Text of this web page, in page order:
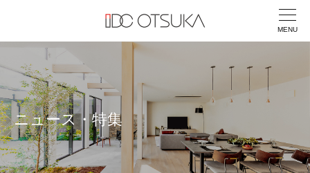
MENU
ニュース・特集